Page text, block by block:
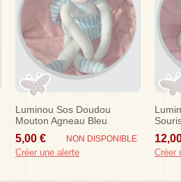
Luminou Sos Doudou
Mouton Agneau Bleu
Pyjama
5,00 € NON DISPONIBLE
Créer une alerte Créer